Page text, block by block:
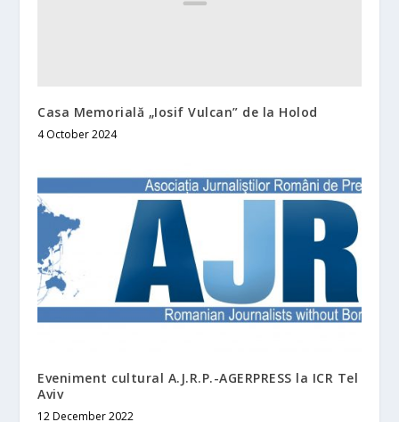
Casa Memorială „Iosif Vulcan” de la Holod
4 October 2024
Eveniment cultural A.J.R.P.-AGERPRESS la ICR Tel
Aviv
12 December 2022